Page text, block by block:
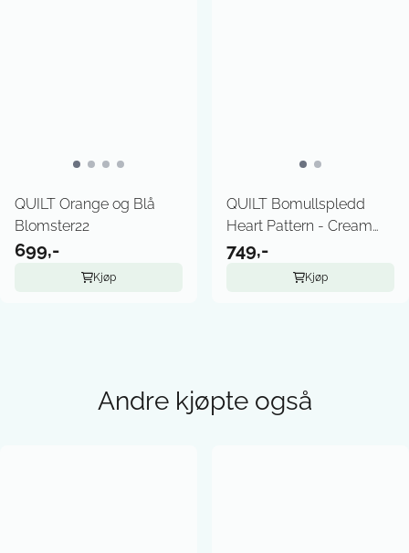
QUILT Orange og Blå
Blomster22
699,-
Kjøp
QUILT Bomullspledd
Heart Pattern - Cream
and Red
749,-
Kjøp
Andre kjøpte også